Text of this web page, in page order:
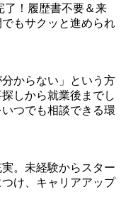
了！履歴書不要＆来
もサクッと進められ
からない」という方
しから就業後までし
つでも相談できる環
。未経験からスター
け、キャリアアップ